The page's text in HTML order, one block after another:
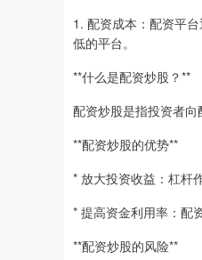
1. 配资成本：配资平
低的平台。
**什么是配资炒股？**
配资炒股是指投资者向
**配资炒股的优势**
* 放大投资收益：杠杆
* 提高资金利用率：配
**配资炒股的风险**